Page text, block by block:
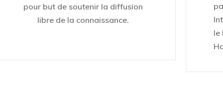
pour but de soutenir la diffusion
libre de la connaissance.
le